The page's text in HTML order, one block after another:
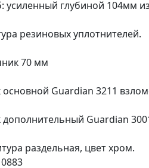
усиленный глубиной 104мм
резиновых уплотнителей.
70 мм
основной Guardian 3211
Guardian
раздельная, цвет хром.